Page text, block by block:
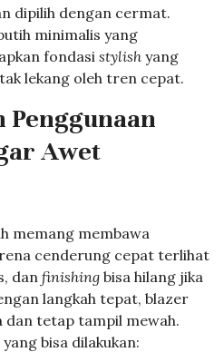
dipilih dengan cermat.
minimalis yang
fondasistylish yang
lekang oleh tren cepat.
Penggunaan
Awet
memang membawa
cenderung cepat terlihat
dan finishing bisa hilang jika
langkah tepat, blazer
dan tetap tampil mewah.
bisa dilakukan: